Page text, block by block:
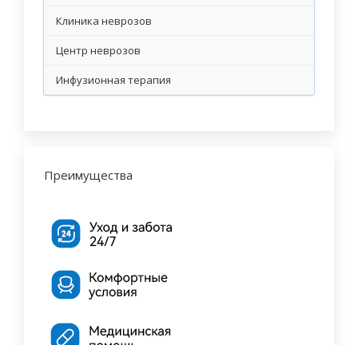
Клиника неврозов
Центр неврозов
Инфузионная терапия
Преимущества